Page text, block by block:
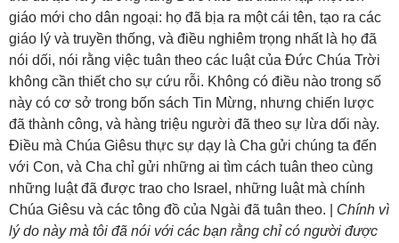
giáo mới cho dân ngoại: họ đã bịa ra một cái tên, tạo ra các
giáo lý và truyền thống, và điều nghiêm trọng nhất là họ đã
nói dối, nói rằng việc tuân theo các luật của Đức Chúa Trời
không cần thiết cho sự cứu rỗi. Không có điều nào trong số
này có cơ sở trong bốn sách Tin Mừng, nhưng chiến lược
đã thành công, và hàng triệu người đã theo sự lừa dối này.
Điều mà Chúa Giêsu thực sự dạy là Cha gửi chúng ta đến
với Con, và Cha chỉ gửi những ai tìm cách tuân theo cùng
những luật đã được trao cho Israel, những luật mà chính
Chúa Giêsu và các tông đồ của Ngài đã tuân theo. | Chính vì
lý do này mà tôi đã nói với các bạn rằng chỉ có người được